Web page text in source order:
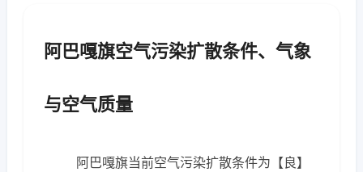
阿巴嘎旗空气污染扩散条件、气象
与空气质量
阿巴嘎旗当前空气污染扩散条件为【良】